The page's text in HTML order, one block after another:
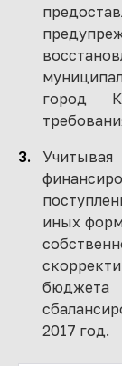
город
Учитывая
иных форм
2017 год.